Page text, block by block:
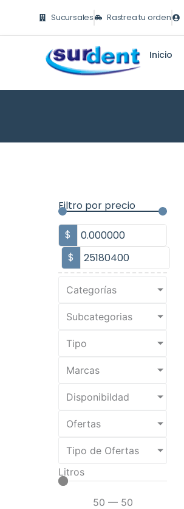
contenido
Sucursales Rastrea tu orden
Inicio
Filtro por precio
$
$
Categorías
Subcategorias
Tipo
Marcas
Disponibildad
Ofertas
Tipo de Ofertas
Litros
50 — 50